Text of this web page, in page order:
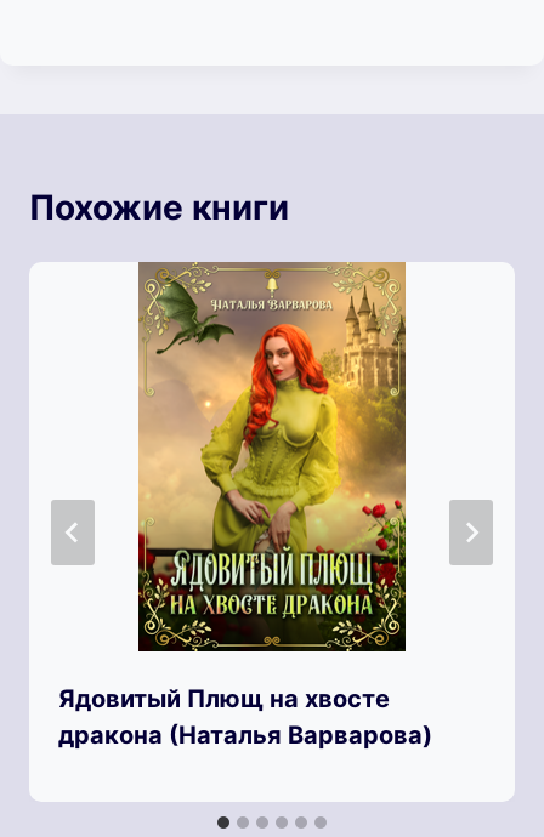
Похожие книги
Ядовитый Плющ на хвосте
дракона (Наталья Варварова)